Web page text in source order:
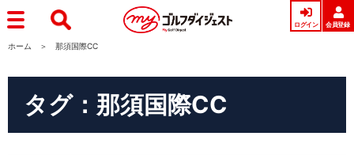
ログイン 会員登録
ホーム 那須国際CC
タグ：那須国際CC